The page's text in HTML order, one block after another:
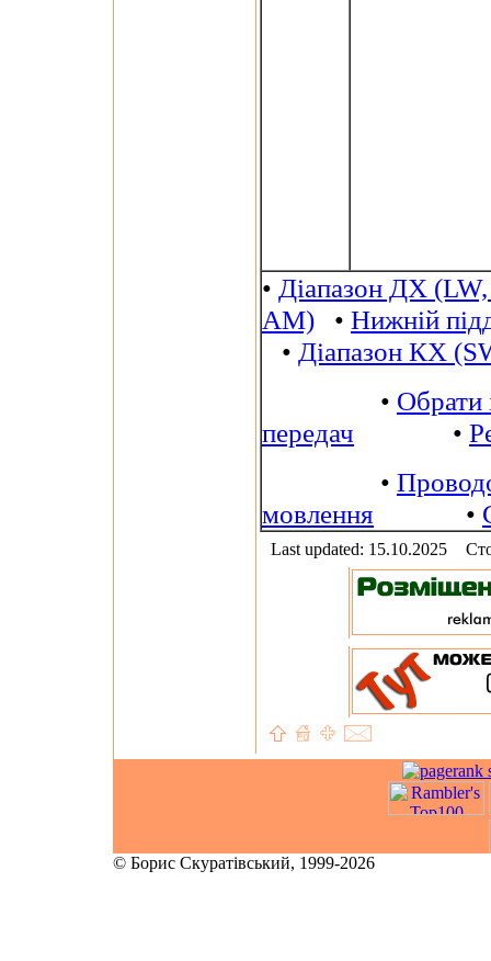
• Діапазон ДХ
AM) • Нижній
• Діапазон КХ
• Обрати
передач •
•
мовлення •
Last updated: 15.10.2025
© Борис Скуратівський, 1999-2026